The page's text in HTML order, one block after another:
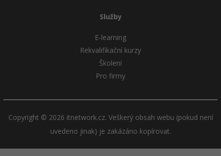
Služby
E-learning
Rekvalifikační kurzy
Školení
Pro firmy
Copyright © 2026 itnetwork.cz. Veškerý obsah webu (pokud není
uvedeno jinak) je zakázáno kopírovat.